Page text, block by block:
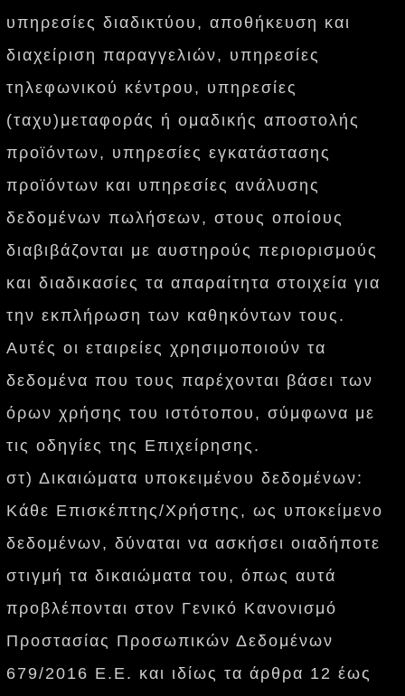
υπηρεσίες διαδικτύου, αποθήκευση και
διαχείριση παραγγελιών, υπηρεσίες
τηλεφωνικού κέντρου, υπηρεσίες
(ταχυ)μεταφοράς ή ομαδικής αποστολής
προϊόντων, υπηρεσίες εγκατάστασης
προϊόντων και υπηρεσίες ανάλυσης
δεδομένων πωλήσεων, στους οποίους
διαβιβάζονται με αυστηρούς περιορισμούς
και διαδικασίες τα απαραίτητα στοιχεία για
την εκπλήρωση των καθηκόντων τους.
Αυτές οι εταιρείες χρησιμοποιούν τα
δεδομένα που τους παρέχονται βάσει των
όρων χρήσης του ιστότοπου, σύμφωνα με
τις οδηγίες της Επιχείρησης.
στ) Δικαιώματα υποκειμένου δεδομένων:
Κάθε Επισκέπτης/Χρήστης, ως υποκείμενο
δεδομένων, δύναται να ασκήσει οιαδήποτε
στιγμή τα δικαιώματα του, όπως αυτά
προβλέπονται στον Γενικό Κανονισμό
Προστασίας Προσωπικών Δεδομένων
679/2016 Ε.Ε. και ιδίως τα άρθρα 12 έως